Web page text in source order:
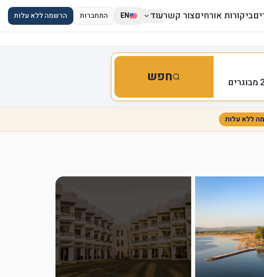
ביקורות אורחיםצור קשרעוד EN התחברות הרשמה ללא עלות
חפש
ללא עלות